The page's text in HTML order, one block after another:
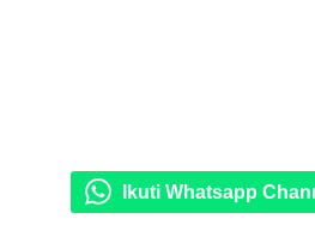
Ikuti Whatsapp